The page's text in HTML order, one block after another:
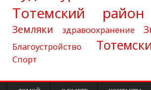
Тотемский район
Земляки здравоохранение
Благоустройство
Спорт